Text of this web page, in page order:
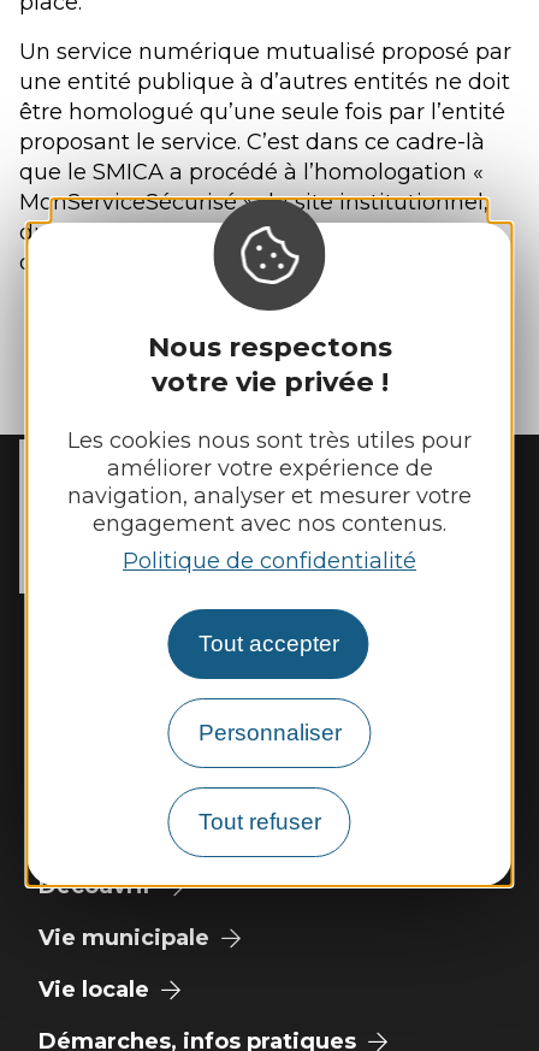
Nous respectons
votre vie privée !
Les cookies nous sont très utiles pour
améliorer votre expérience de
navigation, analyser et mesurer votre
engagement avec nos contenus.
Politique de confidentialité
Tout accepter
Personnaliser
Tout refuser
Un service numérique mutualisé proposé par
une entité publique à d’autres entités ne doit
être homologué qu’une seule fois par l’entité
proposant le service. C’est dans ce cadre-là
que le SMICA a procédé à l’homologation «
MonServiceSécurisé » du site institutionnel,
du portail citoyen et de l’outil de réservation
des salles et équipements.
MAIRIE DEREBOURGUIL
2 place de l’Eglise
12400 Rebourguil
Tél. :05 65 99 83 11
Horaires d'ouverture :
Mardi et jeudi de 14h00 à 17h00
Vendredi de 9h00 à 12h00
Nous contacter
Découvrir
Vie municipale
Vie locale
Démarches, infos pratiques